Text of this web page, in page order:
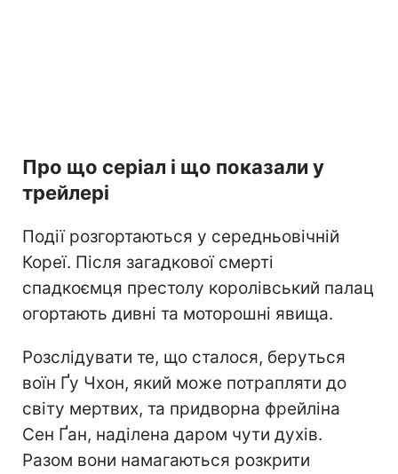
Про що серіал і що показали у
трейлері
Події розгортаються у середньовічній
Кореї. Після загадкової смерті
спадкоємця престолу королівський палац
огортають дивні та моторошні явища.
Розслідувати те, що сталося, беруться
воїн Ґу Чхон, який може потрапляти до
світу мертвих, та придворна фрейліна
Сен Ґан, наділена даром чути духів.
Разом вони намагаються розкрити